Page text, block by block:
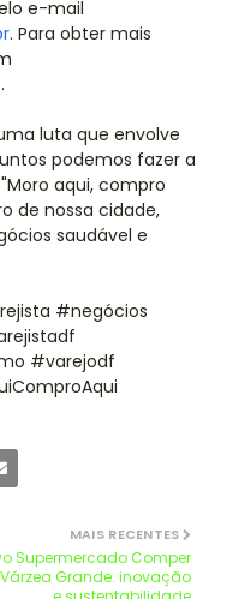
e-mail
. Para obter mais
.
luta que envolve
podemos fazer a
aqui, compro
de nossa cidade,
saudável e
#negócios
#varejodf
MAIS RECENTES
Supermercado Comper
Grande: inovação